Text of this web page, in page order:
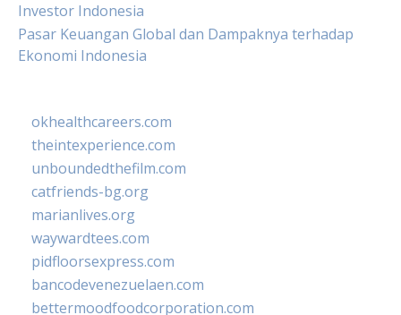
Investor Indonesia
Pasar Keuangan Global dan Dampaknya terhadap
Ekonomi Indonesia
okhealthcareers.com
theintexperience.com
unboundedthefilm.com
catfriends-bg.org
marianlives.org
waywardtees.com
pidfloorsexpress.com
bancodevenezuelaen.com
bettermoodfoodcorporation.com